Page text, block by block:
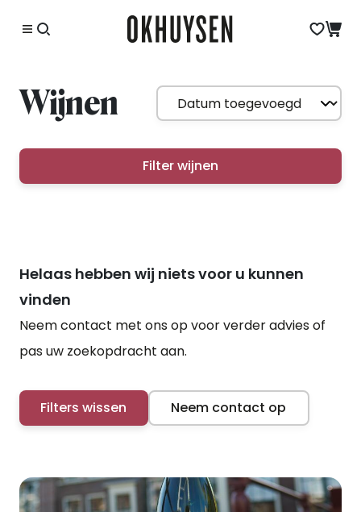
Wijnen
Filter wijnen
Helaas hebben wij niets voor u kunnen
vinden
Neem contact met ons op voor verder advies of
pas uw zoekopdracht aan.
Filters wissen Neem contact op